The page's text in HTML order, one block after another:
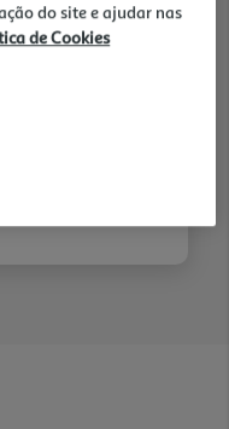
do site e ajudar nas
de Cookies